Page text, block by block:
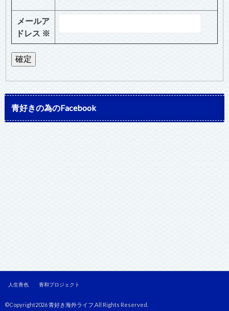
メールア
ドレス ※
青好きの為のFacebook
人生青色 青和プロジェクト
©Copyright2026青好き海外ライフ .All Rights Reserved.